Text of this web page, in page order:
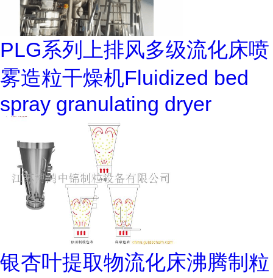
PLG系列上排风多级流化床喷
雾造粒干燥机Fluidized bed
spray granulating dryer
银杏叶提取物流化床沸腾制粒